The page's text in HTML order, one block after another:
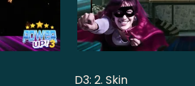
D3: 2. Skin